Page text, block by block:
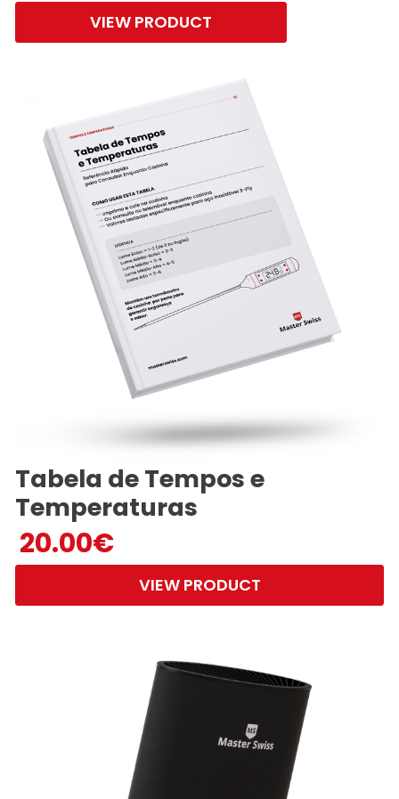
VIEW PRODUCT
Tabela de Tempos e
Temperaturas
20.00€
VIEW PRODUCT